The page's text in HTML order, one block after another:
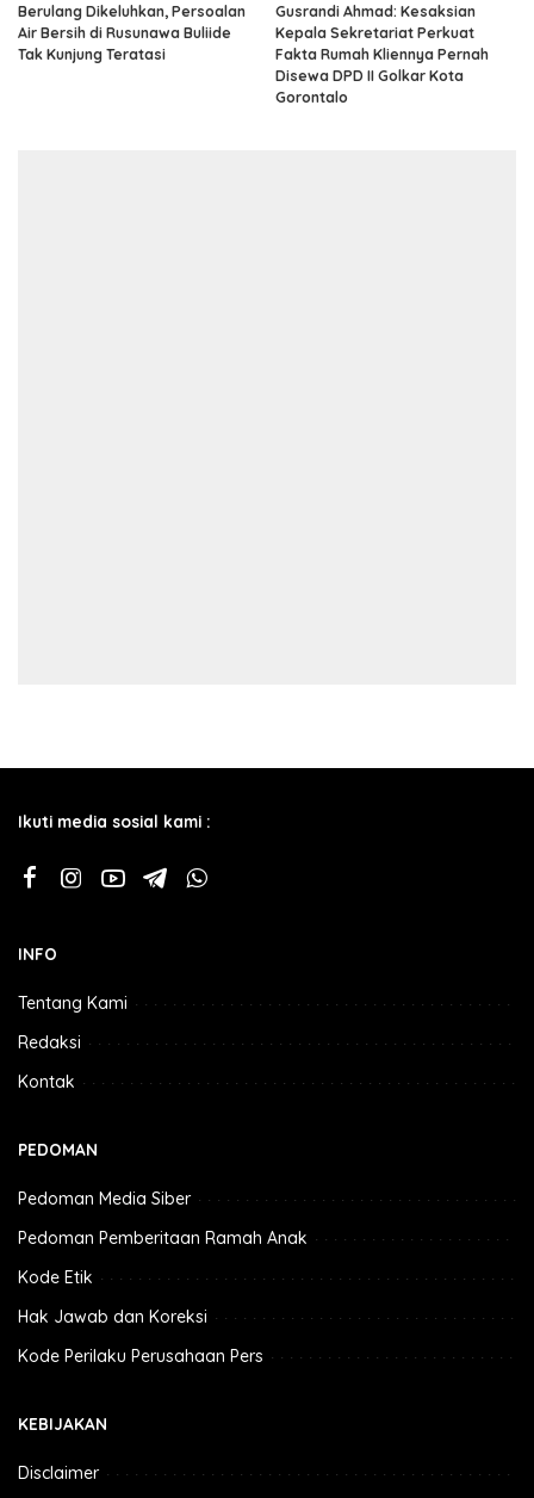
Berulang Dikeluhkan, Persoalan
Air Bersih di Rusunawa Buliide
Tak Kunjung Teratasi
Gusrandi Ahmad: Kesaksian
Kepala Sekretariat Perkuat
Fakta Rumah Kliennya Pernah
Disewa DPD II Golkar Kota
Gorontalo
Ikuti media sosial kami :
INFO
Tentang Kami
Redaksi
Kontak
PEDOMAN
Pedoman Media Siber
Pedoman Pemberitaan Ramah Anak
Kode Etik
Hak Jawab dan Koreksi
Kode Perilaku Perusahaan Pers
KEBIJAKAN
Disclaimer